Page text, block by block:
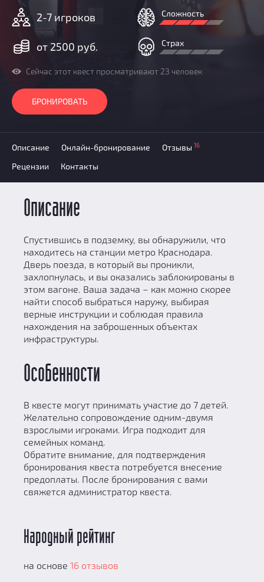
Добавить квест
Партнерам
2-7 игроков
от 2500 руб.
Сложность
Страх
Сейчас этот квест просматривают 23 человек
БРОНИРОВАТЬ
Описание Онлайн-бронирование Отзывы 16
Рецензии Контакты
Описание
Спустившись в подземку, вы обнаружили, что
находитесь на станции метро Краснодара.
Дверь поезда, в который вы проникли,
захлопнулась, и вы оказались заблокированы в
этом вагоне. Ваша задача – как можно скорее
найти способ выбраться наружу, выбирая
верные инструкции и соблюдая правила
нахождения на заброшенных объектах
инфраструктуры.
Особенности
В квесте могут принимать участие до 7 детей.
Желательно сопровождение одним-двумя
взрослыми игроками. Игра подходит для
семейных команд.
Обратите внимание, для подтверждения
бронирования квеста потребуется внесение
предоплаты. После бронирования с вами
свяжется администратор квеста.
Народный рейтинг
на основе 16 отзывов